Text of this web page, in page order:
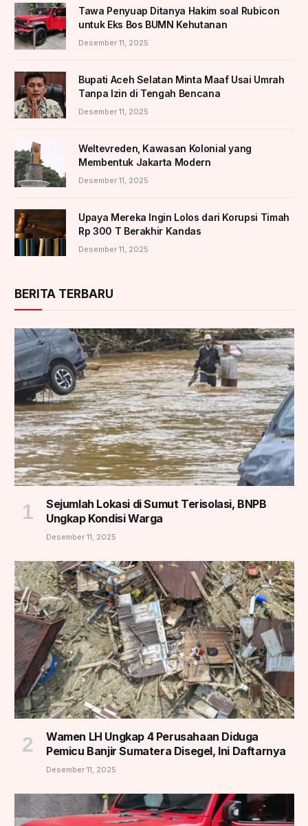
Tawa Penyuap Ditanya Hakim soal Rubicon
untuk Eks Bos BUMN Kehutanan
Desember 11, 2025
Bupati Aceh Selatan Minta Maaf Usai Umrah
Tanpa Izin di Tengah Bencana
Desember 11, 2025
Weltevreden, Kawasan Kolonial yang
Membentuk Jakarta Modern
Desember 11, 2025
Upaya Mereka Ingin Lolos dari Korupsi Timah
Rp 300 T Berakhir Kandas
Desember 11, 2025
BERITA TERBARU
Sejumlah Lokasi di Sumut Terisolasi, BNPB
Ungkap Kondisi Warga
Desember 11, 2025
Wamen LH Ungkap 4 Perusahaan Diduga
Pemicu Banjir Sumatera Disegel, Ini Daftarnya
Desember 11, 2025